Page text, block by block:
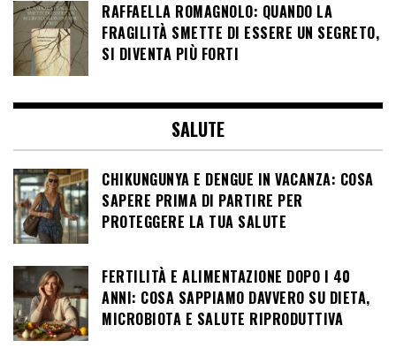
RAFFAELLA ROMAGNOLO: QUANDO LA
FRAGILITÀ SMETTE DI ESSERE UN SEGRETO,
SI DIVENTA PIÙ FORTI
SALUTE
CHIKUNGUNYA E DENGUE IN VACANZA: COSA
SAPERE PRIMA DI PARTIRE PER
PROTEGGERE LA TUA SALUTE
FERTILITÀ E ALIMENTAZIONE DOPO I 40
ANNI: COSA SAPPIAMO DAVVERO SU DIETA,
MICROBIOTA E SALUTE RIPRODUTTIVA